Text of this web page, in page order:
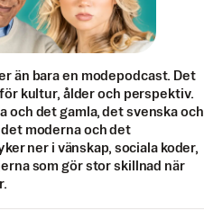
än bara en modepodcast. Det
kultur, ålder och perspektiv.
och det gamla, det svenska och
moderna och det
ner i vänskap, sociala koder,
som gör stor skillnad när